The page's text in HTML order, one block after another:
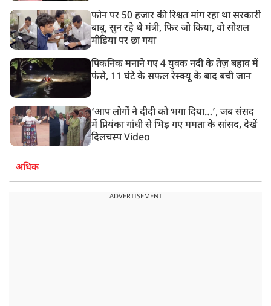
फोन पर 50 हजार की रिश्वत मांग रहा था सरकारी
बाबू, सुन रहे थे मंत्री, फिर जो किया, वो सोशल
मीडिया पर छा गया
पिकनिक मनाने गए 4 युवक नदी के तेज़ बहाव में
फंसे, 11 घंटे के सफल रेस्क्यू के बाद बची जान
‘आप लोगों ने दीदी को भगा दिया…’, जब संसद
में प्रियंका गांधी से भिड़ गए ममता के सांसद, देखें
दिलचस्प Video
अधिक
ADVERTISEMENT